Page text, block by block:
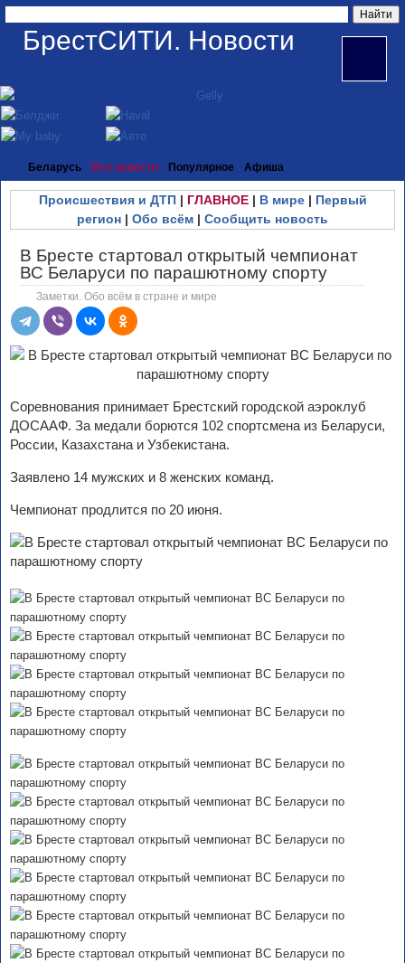
БрестСИТИ. Новости
Беларусь Все новости Популярное Афиша
Происшествия и ДТП| ГЛАВНОЕ| В мире| Первый
регион | Обо всём | Сообщить новость
В Бресте стартовал открытый чемпионат
ВС Беларуси по парашютному спорту
Заметки. Обо всём в стране и мире
Соревнования принимает Брестский городской аэроклуб
ДОСААФ. За медали борются 102 спортсмена из Беларуси,
России, Казахстана и Узбекистана.
Заявлено 14 мужских и 8 женских команд.
Чемпионат продлится по 20 июня.